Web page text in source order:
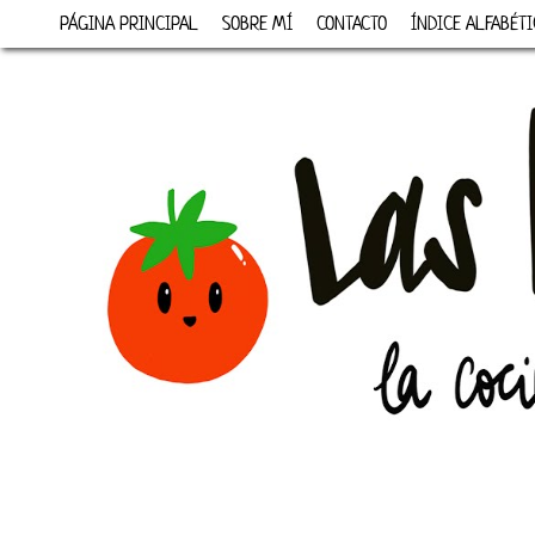
PÁGINA PRINCIPAL SOBRE MÍ CONTACTO ÍNDICE